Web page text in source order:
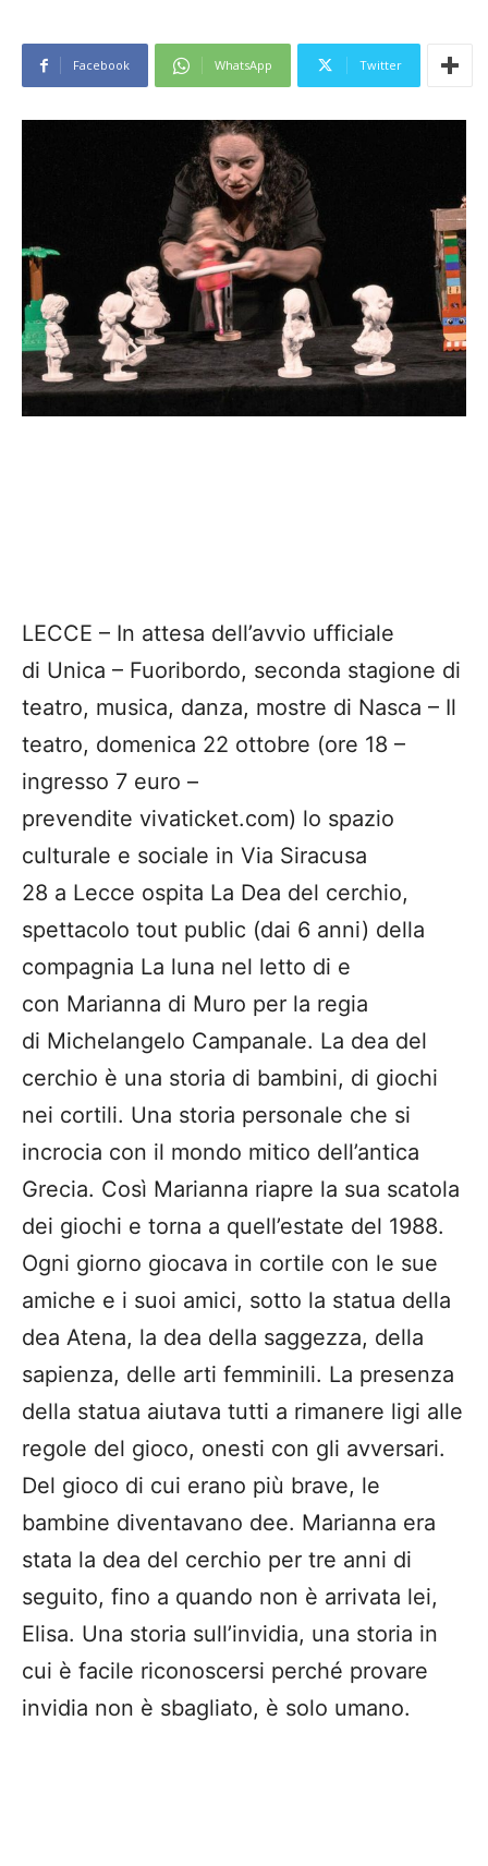
Facebook WhatsApp Twitter
LECCE – In attesa dell’avvio ufficiale
di Unica – Fuoribordo, seconda stagione di
teatro, musica, danza, mostre di Nasca – Il
teatro, domenica 22 ottobre (ore 18 –
ingresso 7 euro –
prevendite vivaticket.com) lo spazio
culturale e sociale in Via Siracusa
28 a Lecce ospita La Dea del cerchio,
spettacolo tout public (dai 6 anni) della
compagnia La luna nel letto di e
con Marianna di Muro per la regia
di Michelangelo Campanale. La dea del
cerchio è una storia di bambini, di giochi
nei cortili. Una storia personale che si
incrocia con il mondo mitico dell’antica
Grecia. Così Marianna riapre la sua scatola
dei giochi e torna a quell’estate del 1988.
Ogni giorno giocava in cortile con le sue
amiche e i suoi amici, sotto la statua della
dea Atena, la dea della saggezza, della
sapienza, delle arti femminili. La presenza
della statua aiutava tutti a rimanere ligi alle
regole del gioco, onesti con gli avversari.
Del gioco di cui erano più brave, le
bambine diventavano dee. Marianna era
stata la dea del cerchio per tre anni di
seguito, fino a quando non è arrivata lei,
Elisa. Una storia sull’invidia, una storia in
cui è facile riconoscersi perché provare
invidia non è sbagliato, è solo umano.